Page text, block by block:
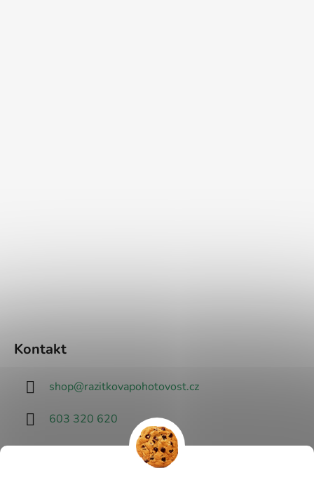
Kontakt
shop@razitkovapohotovost.cz
603 320 620